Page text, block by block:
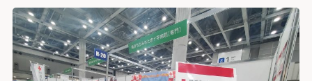
病院の理念・活動方針・患者さんの権利と責務
フロア案内
みなとの災害対応
広報誌（みんなのみなと）
再診の方
専門外来
セカンドオピニオン外来
外来担当医表・休診表
脳神経外科
循環器内科
心臓血管外科
呼吸器内科
呼吸器外科
消化器内科
外科
医療連携TOP
患者さんのご紹介方法
救急患者さんのご紹介方法
採用情報
採用情報TOP